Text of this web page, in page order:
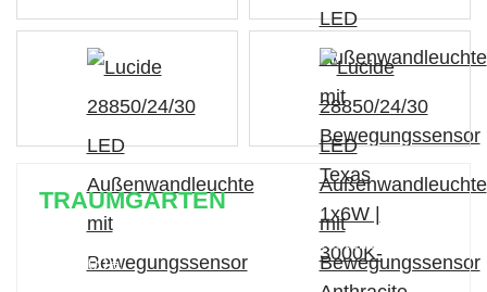
TRAUMGARTEN
Zeitlich begrenzter 20 % Rabatt auf Bestellungen
über 400 €